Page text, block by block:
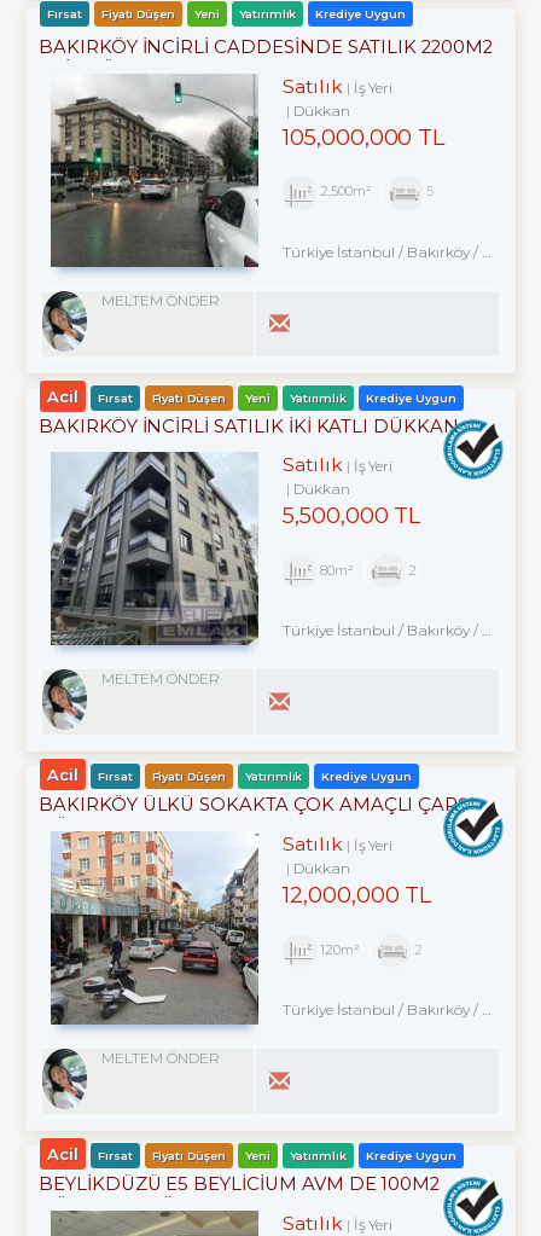
Fırsat Fiyatı Düşen Yeni Yatırımlık Krediye Uygun
BAKIRKÖY İNCİRLİ CADDESINDE SATILIK 2200M2
ACİL DÜKKAN
Satılık
İş Yeri
Dükkan
105,000,000 TL
2,500m² 5
Türkiye İstanbul / Bakırköy/ Zuhuratbaba
MELTEM ÖNDER
Acil Fırsat Fiyatı Düşen Yeni Yatırımlık Krediye Uygun
BAKIRKÖY İNCİRLİ SATILIK İKİ KATLI DÜKKAN
YENİ BİNA
Satılık
İş Yeri
Dükkan
5,500,000 TL
80m² 2
Türkiye İstanbul / Bakırköy/ Kartaltepe
MELTEM ÖNDER
Acil Fırsat Fiyatı Düşen Yatırımlık Krediye Uygun
BAKIRKÖY ÜLKÜ SOKAKTA ÇOK AMAÇLI ÇARŞI
DÜKKANI
Satılık
İş Yeri
Dükkan
12,000,000 TL
120m² 2
Türkiye İstanbul / Bakırköy/ Kartaltepe
MELTEM ÖNDER
Acil Fırsat Fiyatı Düşen Yeni Yatırımlık Krediye Uygun
BEYLİKDÜZÜ E5 BEYLİCİUM AVM DE 100M2
DÜKKAN MAĞAZA
Satılık
İş Yeri